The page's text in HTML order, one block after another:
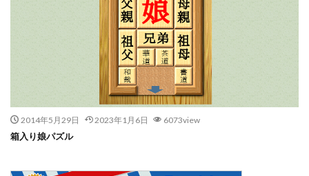
2014年5月29日 2023年1月6日 6073view
箱入り娘パズル